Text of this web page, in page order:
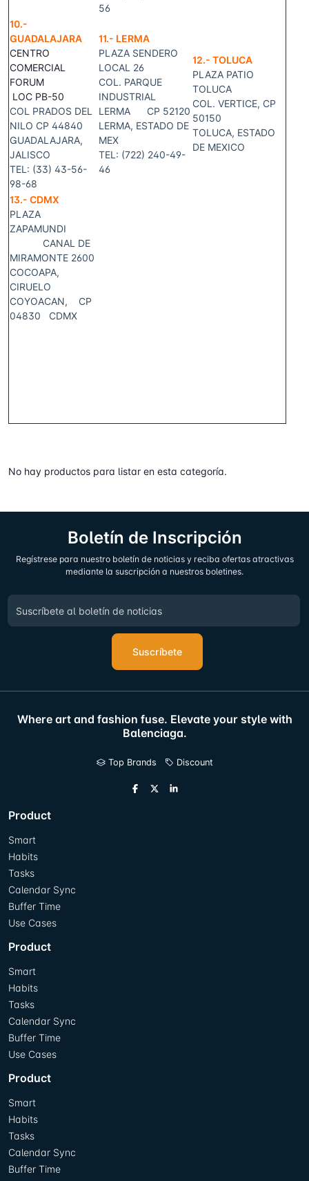
56
10.-
GUADALAJARA
CENTRO
COMERCIAL
FORUM
LOC PB-50
COL PRADOS DEL
NILO CP 44840
GUADALAJARA,
JALISCO
TEL: (33) 43-56-
98-68
11.- LERMA
PLAZA SENDERO
LOCAL 26
COL. PARQUE
INDUSTRIAL
LERMA CP 52120
L ERMA, ESTADO DE
MEX
TEL: (722) 240-49-
46
12.- TOLUCA
PLAZA PATIO
TOLUCA
COL. VERTICE, CP
50150
TOLUCA, ESTADO
DE MEXICO
13.- CDMX
PLAZA
ZAPAMUNDI
CANAL DE
MIRAMONTE 2600
COCOAPA,
CIRUELO
COYOACAN, CP
04830 CDMX
No hay productos para listar en esta categoría.
Boletín de Inscripción
Regístrese para nuestro boletín de noticias y reciba ofertas atractivas
mediante la suscripción a nuestros boletines.
Suscríbete
Where art and fashion fuse. Elevate your style with
Balenciaga.
Top Brands Discount
Product
Smart
Habits
Tasks
Calendar Sync
Buffer Time
Use Cases
Product
Smart
Habits
Tasks
Calendar Sync
Buffer Time
Use Cases
Product
Smart
Habits
Tasks
Calendar Sync
Buffer Time